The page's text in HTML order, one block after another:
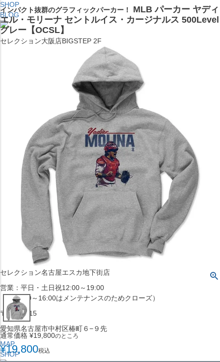
SHOP
BLOG
セレクション大阪店BIGSTEP 2F
営業：平日・土日祝12:00～19:00
大阪府大阪市中央区西心斎橋1丁目6番14号
JR水道橋駅西口店
営業：土・日・祝日のみ 12:00-18:00
〒101-0061
東京都千代田区神田三崎町２丁目２２−１ 1F
セレクション名古屋エスカ地下街店
営業：平日・土日祝12:00～19:00
（※15:00～16:00はメンテナンスのためクローズ）
〒453-0015
愛知県名古屋市中村区椿町６−９先
MAP
SHOP
インパクト抜群のグラフィックパーカー！
MLB パーカー ヤディ
エル・モリーナ セントルイス・カージナルス 500Level
グレー【OCSL】
通常価格 ¥19,800のところ
¥19,800税込